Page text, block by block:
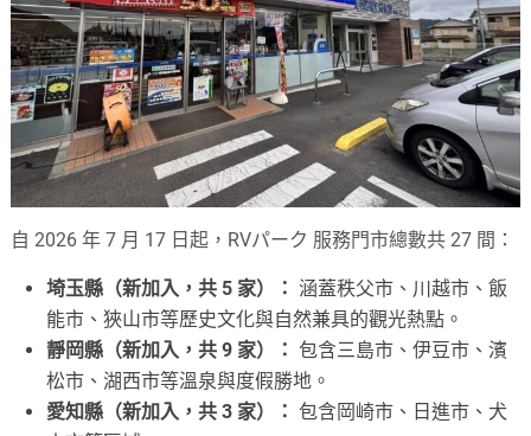
自 2026 年 7 月 17 日起，RVパーク 服務門市總數共 27 間：
埼玉縣（新加入，共 5 家）： 涵蓋秩父市、川越市、飯
能市、狹山市等歷史文化與自然兼具的觀光熱點。
靜岡縣（新加入，共 9 家）： 包含三島市、伊豆市、濱
松市、湖西市等溫泉與度假勝地。
愛知縣（新加入，共 3 家）： 包含岡崎市、日進市、犬